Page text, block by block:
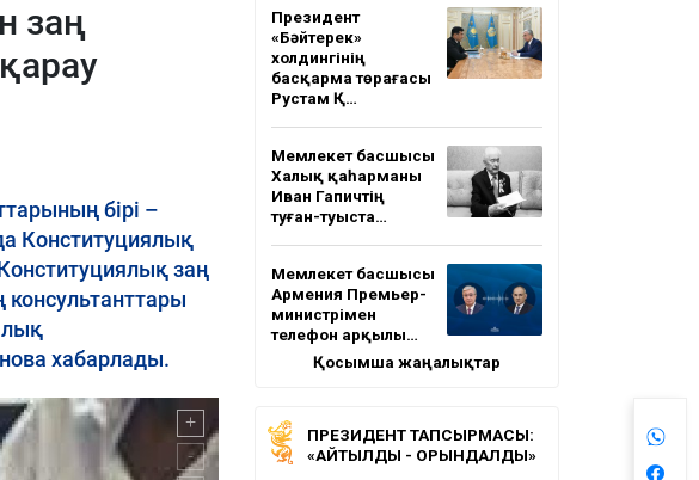
заң
бірі –
Конституциялық
заң
консультанттары
хабарлады.
Президент
«Бәйтерек»
холдингінің
басқарма төрағасы
Рустам Қ…
Мемлекет басшысы
Халық қаһарманы
Иван Гапичтің
туған-туыста…
Мемлекет басшысы
Армения Премьер-
министрімен
телефон арқылы…
Қосымша жаңалықтар
ПРЕЗИДЕНТ ТАПСЫРМАСЫ:
«АЙТЫЛДЫ - ОРЫНДАЛДЫ»